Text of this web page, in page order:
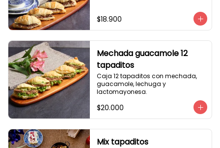
$18.900
Mechada guacamole 12
tapaditos
Caja 12 tapaditos con mechada,
guacamole, lechuga y
lactomayonesa.
$20.000
Mix tapaditos